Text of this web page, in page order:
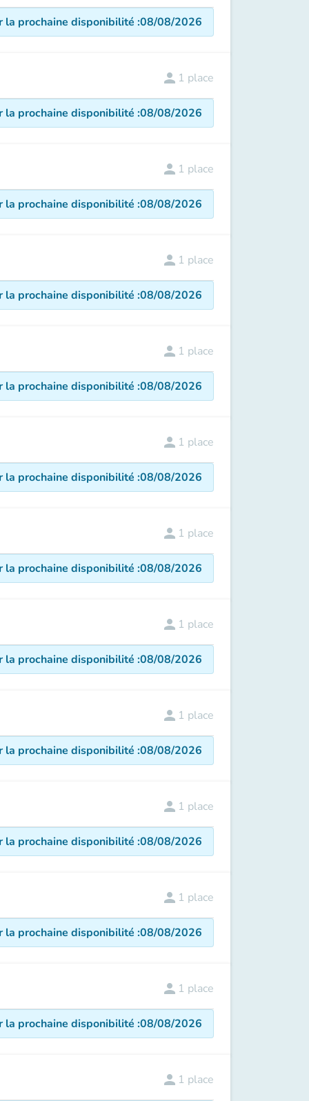
la prochaine disponibilité :08/08/2026
person 1 place
la prochaine disponibilité :08/08/2026
person 1 place
la prochaine disponibilité :08/08/2026
person 1 place
la prochaine disponibilité :08/08/2026
person 1 place
la prochaine disponibilité :08/08/2026
person 1 place
la prochaine disponibilité :08/08/2026
person 1 place
la prochaine disponibilité :08/08/2026
person 1 place
la prochaine disponibilité :08/08/2026
person 1 place
la prochaine disponibilité :08/08/2026
person 1 place
la prochaine disponibilité :08/08/2026
person 1 place
la prochaine disponibilité :08/08/2026
person 1 place
la prochaine disponibilité :08/08/2026
person 1 place